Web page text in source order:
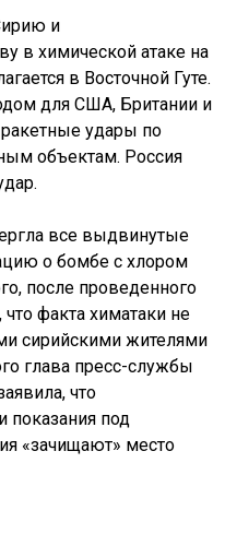
и
в химической атаке на
в Восточной Гуте.
для США, Британии и
удары по
объектам. Россия
все выдвинутые
о бомбе с хлором
после проведенного
факта химатаки не
сирийскими жителями
глава пресс-службы
что
показания под
«зачищают» место